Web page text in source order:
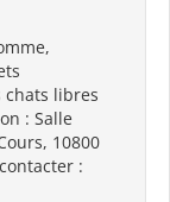
chats libres
: Salle
10800
contacter :